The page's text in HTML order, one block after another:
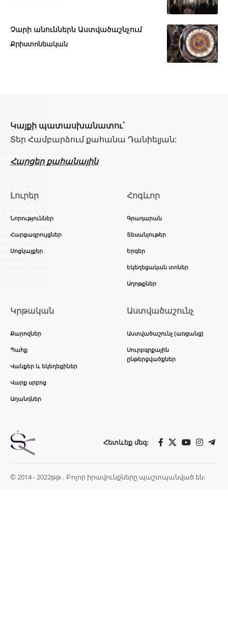
Չարի անուններն Աստվածաշնչում
Քրիստոնեական
Կայքի պատասխանատու՝
Տեր Համբարձում քահանա Դանիելյան:
Հարցեր քահանային
Լուրեր
Նորություններ
Հարցազրույցներ
Սոցկայքեր
Հոգևոր
Գրադարան
Տեսանյութեր
Երգեր
Եկեղեցական տոներ
Աղոթքներ
Կրթական
Քարոզներ
Պահք
Վանքեր և եկեղեցիներ
Վարք սրբոց
Աղանդներ
Աստվածաշունչ
Աստվածաշունչ (առցանց)
Սուրբգրքային
ընթերցվածքներ
Հետևեք մեզ:
© 2014 - 2022թթ․ Բոլոր իրավունքները պաշտպանված են: